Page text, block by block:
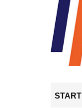
START